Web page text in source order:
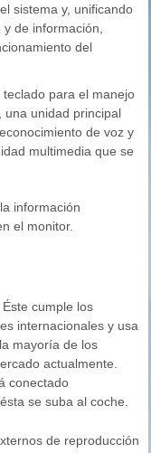
sistema y, unificando
de información,
del
para el manejo
una unidad principal
de voz y
multimedia que se
información
el monitor.
cumple los
internacionales y usa
mayoría de los
actualmente.
conectado
se suba al coche.
de reproducción